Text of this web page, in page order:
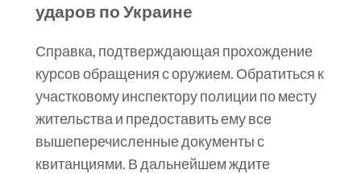
ударов по Украине
Справка, подтверждающая прохождение
курсов обращения с оружием. Обратиться к
участковому инспектору полиции по месту
жительства и предоставить ему все
вышеперечисленные документы с
квитанциями. В дальнейшем ждите